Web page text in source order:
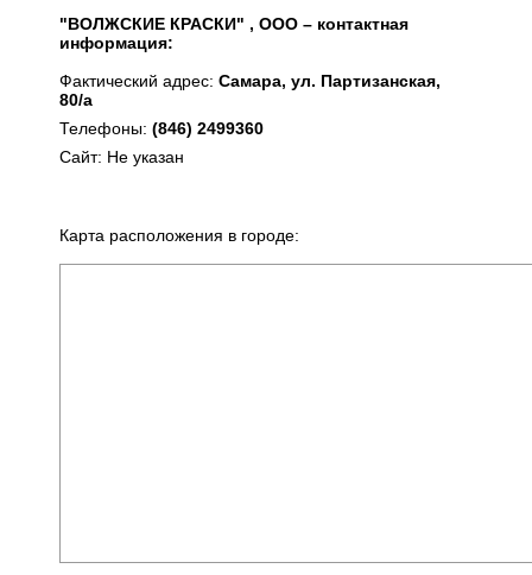
"ВОЛЖСКИЕ КРАСКИ" , ООО – контактная
информация:
Фактический адрес: Самара, ул. Партизанская,
80/а
Телефоны: (846) 2499360
Сайт: Не указан
Карта расположения в городе: